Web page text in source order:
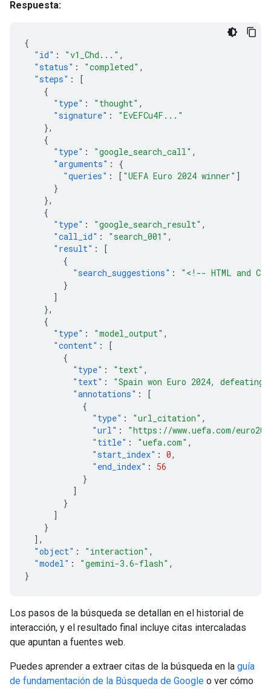
Respuesta:
{
"id" : "v1_Chd..." ,
"status" : "completed" ,
"steps" :
[
{
"type" : "thought" ,
"signature" :
"EvEFCu4F..."
},
{
"type" : "google_search_call" ,
"arguments" :
{
"queries" : [ "UEFA Euro 2024 winner" ]
}
},
{
"type" : "google_search_result" ,
"call_id" : "search_001" ,
"result" :
[
{
"search_suggestions" :
"<!-- HTML and
}
]
},
{
"type" : "model_output" ,
"content" :
[
{
"type" : "text" ,
"text" :
"Spain won Euro 2024,
"annotations" :
[
{
"type" : "url_citation" ,
"url" :
"https://www.uefa.com/
"title" : "uefa.com" ,
"start_index" : 0,
"end_index" :
56
}
]
}
]
}
],
"object" : "interaction" ,
"model" : "gemini-3.6-flash" ,
}
Los pasos de la búsqueda se detallan en el historial de
interacción, y el resultado final incluye citas intercaladas
que apuntan a fuentes web.
Puedes aprender a extraer citas de la búsqueda en la guía
de fundamentación de la Búsqueda de Google o ver cómo